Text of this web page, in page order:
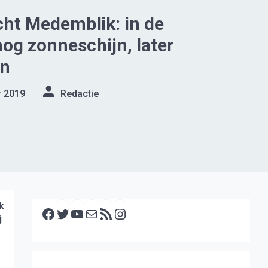
Medemblik: in de
zonneschijn, later
2019 Redactie
Facebook Twitter YouTube E-mail RSS feed